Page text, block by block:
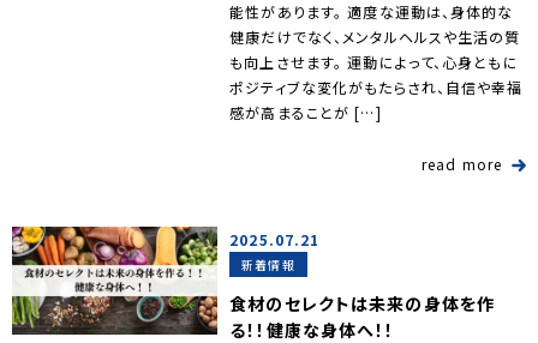
能性があります。 適度な運動は、身体的な
健康だけでなく、メンタルヘルスや生活の質
も向上させます。 運動によって、心身ともに
ポジティブな変化がもたらされ、自信や幸福
感が高まることが […]
read more
2025.07.21
新着情報
食材のセレクトは未来の身体を作
る！！健康な身体へ！！